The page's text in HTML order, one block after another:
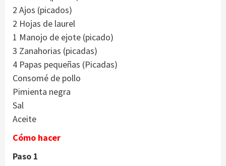
2 Ajos (picados)
2 Hojas de laurel
1 Manojo de ejote (picado)
3 Zanahorias (picadas)
4 Papas pequeñas (Picadas)
Consomé de pollo
Pimienta negra
Sal
Aceite
Cómo hacer
Paso 1